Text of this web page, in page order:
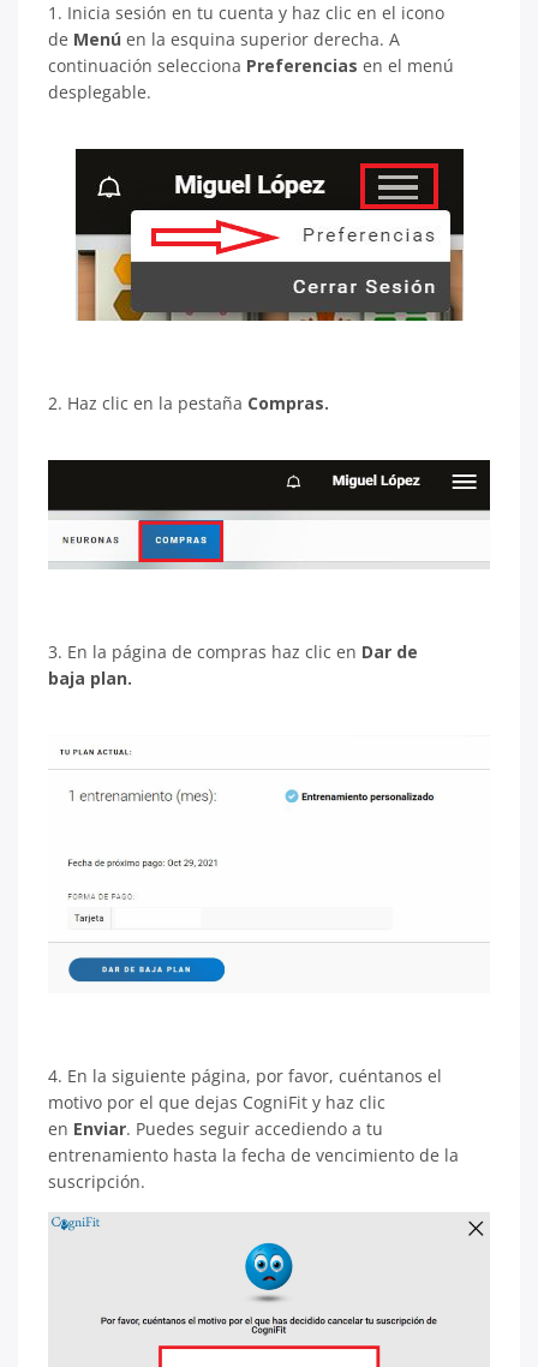
1. Inicia sesión en tu cuenta y haz clic en el icono
de Menú en la esquina superior derecha. A
continuación selecciona Preferencias en el menú
desplegable.
2. Haz clic en la pestaña Compras.
3. En la página de compras haz clic en Dar de
baja plan.
4. En la siguiente página, por favor, cuéntanos el
motivo por el que dejas CogniFit y haz clic
en Enviar. Puedes seguir accediendo a tu
entrenamiento hasta la fecha de vencimiento de la
suscripción.